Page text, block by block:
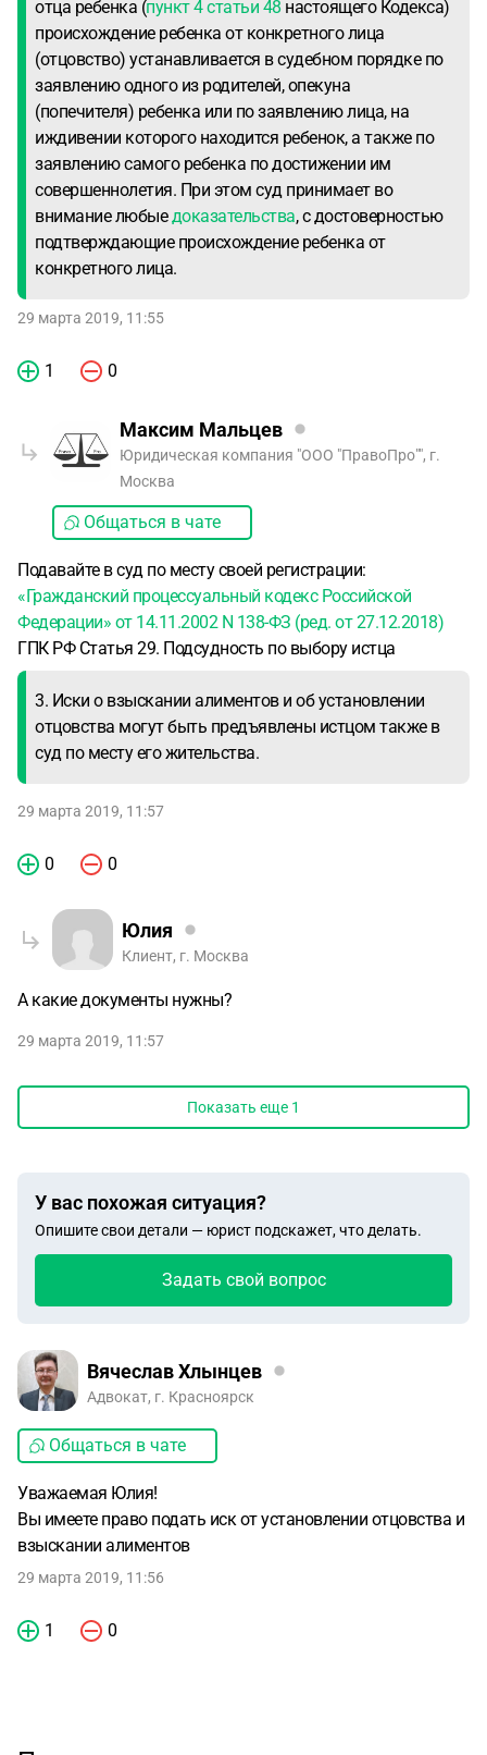
отца ребенка (пункт 4 статьи 48 настоящего Кодекса)
происхождение ребенка от конкретного лица
(отцовство) устанавливается в судебном порядке по
заявлению одного из родителей, опекуна
(попечителя) ребенка или по заявлению лица, на
иждивении которого находится ребенок, а также по
заявлению самого ребенка по достижении им
совершеннолетия. При этом суд принимает во
внимание любыедоказательства, с достоверностью
подтверждающие происхождение ребенка от
конкретного лица.
29 марта 2019, 11:55
1 0
Максим Мальцев
Юридическая компания "ООО "ПравоПро"", г.
Москва
Общаться в чате
Подавайте в суд по месту своей регистрации:
«Гражданский процессуальный кодекс Российской
Федерации» от 14.11.2002 N 138-ФЗ (ред. от 27.12.2018)
ГПК РФ Статья 29. Подсудность по выбору истца
3. Иски о взыскании алиментов и об установлении
отцовства могут быть предъявлены истцом также в
суд по месту его жительства.
29 марта 2019, 11:57
0 0
Юлия
Клиент, г. Москва
А какие документы нужны?
29 марта 2019, 11:57
Показать еще 1
У вас похожая ситуация?
Опишите свои детали — юрист подскажет, что делать.
Задать свой вопрос
Вячеслав Хлынцев
Адвокат, г. Красноярск
Общаться в чате
Уважаемая Юлия!
Вы имеете право подать иск от установлении отцовства и
взыскании алиментов
29 марта 2019, 11:56
1 0